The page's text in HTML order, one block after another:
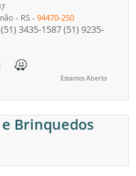
- RS- 94470-250
(51) 3435-1587(51) 9235-
Estamos Aberto
Brinquedos